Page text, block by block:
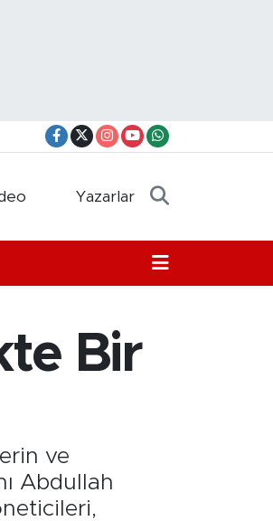
Yazarlar
Bir
ve
Abdullah